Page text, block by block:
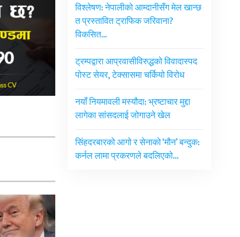
विश्लेषण: नेपालीको आम्दानीसँग मेल खान्छ
त प्रस्तावित ट्राफिक जरिवाना?
विकसित…
ट्रम्पद्वारा आप्रवासीविरुद्धको विवादास्पद
पोस्ट सेयर, टेक्सासमा चर्कियो विरोध
नयाँ नियमावली मस्यौदा: भ्रष्टाचार मुद्दा
लागेका सांसदलाई जोगाउने खेल
सिंहदरबारको आगो र सेनाको ‘मौन’ बन्दुक:
कर्नल लामा प्रकरणले बदलिएको…